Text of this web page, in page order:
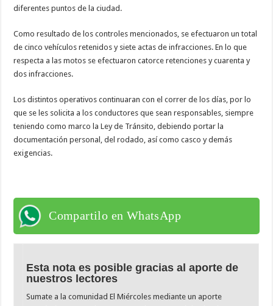
diferentes puntos de la ciudad.
Como resultado de los controles mencionados, se efectuaron un total
de cinco vehículos retenidos y siete actas de infracciones. En lo que
respecta a las motos se efectuaron catorce retenciones y cuarenta y
dos infracciones.
Los distintos operativos continuaran con el correr de los días, por lo
que se les solicita a los conductores que sean responsables, siempre
teniendo como marco la Ley de Tránsito, debiendo portar la
documentación personal, del rodado, así como casco y demás
exigencias.
Compartilo en WhatsApp
Esta nota es posible gracias al aporte de
nuestros lectores
Sumate a la comunidad El Miércoles mediante un aporte